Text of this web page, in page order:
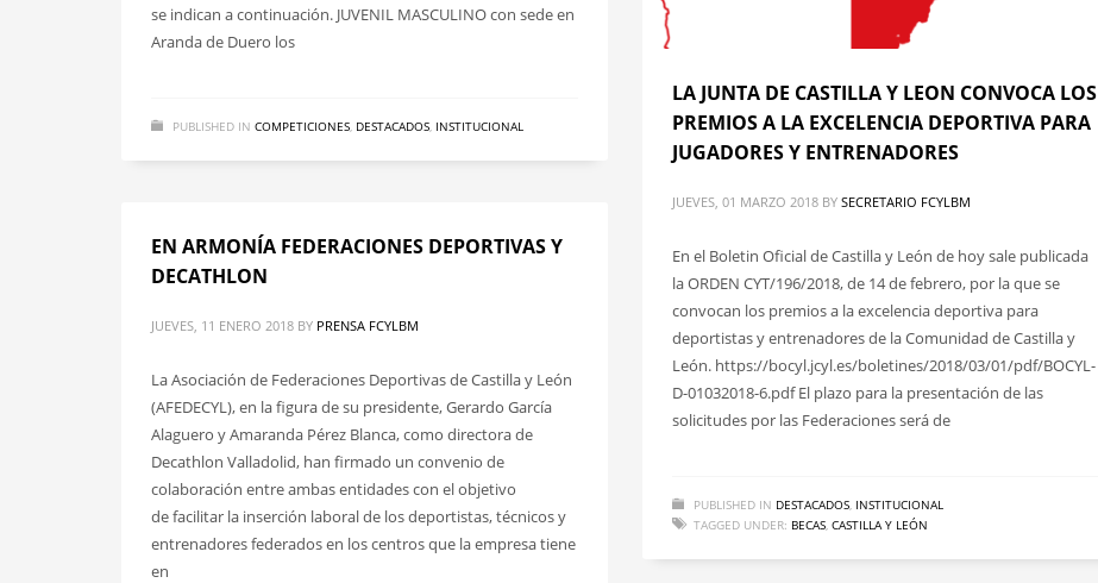
se indican a continuación. JUVENIL MASCULINO con sede en
Aranda de Duero los
PUBLISHED IN COMPETICIONES, DESTACADOS, INSTITUCIONAL
LA JUNTA DE CASTILLA Y LEON CONVOCA LOS
PREMIOS A LA EXCELENCIA DEPORTIVA PARA
JUGADORES Y ENTRENADORES
JUEVES, 01 MARZO 2018 BY SECRETARIO FCYLBM
En el Boletin Oficial de Castilla y León de hoy sale publicada
la ORDEN CYT/196/2018, de 14 de febrero, por la que se
convocan los premios a la excelencia deportiva para
deportistas y entrenadores de la Comunidad de Castilla y
León. https://bocyl.jcyl.es/boletines/2018/03/01/pdf/BOCYL-
D-01032018-6.pdf El plazo para la presentación de las
solicitudes por las Federaciones será de
PUBLISHED IN DESTACADOS, INSTITUCIONAL
TAGGED UNDER: BECAS, CASTILLA Y LEÓN
EN ARMONÍA FEDERACIONES DEPORTIVAS Y
DECATHLON
JUEVES, 11 ENERO 2018 BY PRENSA FCYLBM
La Asociación de Federaciones Deportivas de Castilla y León
(AFEDECYL), en la figura de su presidente, Gerardo García
Alaguero y Amaranda Pérez Blanca, como directora de
Decathlon Valladolid, han firmado un convenio de
colaboración entre ambas entidades con el objetivo
de facilitar la inserción laboral de los deportistas, técnicos y
entrenadores federados en los centros que la empresa tiene
en